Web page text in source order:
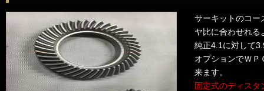
サーキットのコー
ヤ比に合わせれる
純正4.1に対して
オプションでＷＰ
来ます。
固定式のディスタ